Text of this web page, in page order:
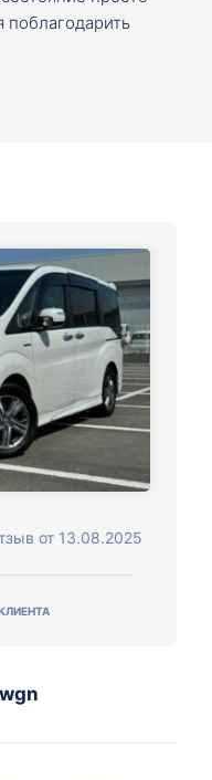
от 13.08.2025